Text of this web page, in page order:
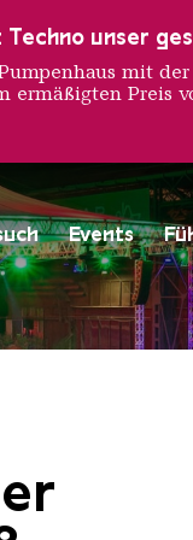
Events
Techno unser
mit
ermäßigten Preis